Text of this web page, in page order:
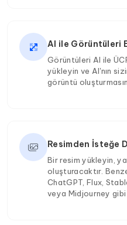
AI ile Görüntüleri
Görüntüleri AI ile
yükleyin ve AI'nın
görüntü
Resimden İsteğe
Bir resim yükleyin,
oluşturacaktır.
ChatGPT, Flux,
veya Midjourney gibi